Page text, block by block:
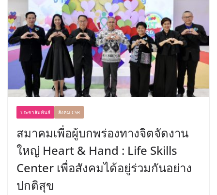
ประชาสัมพันธ์ สังคม-CSR
สมาคมเพื่อผู้บกพร่องทางจิตจัดงาน
ใหญ่ Heart & Hand : Life Skills
Center เพื่อสังคมได้อยู่ร่วมกันอย่าง
ปกติสุข